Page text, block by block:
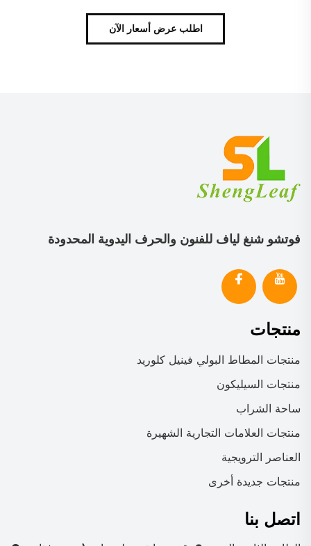
اطلب عرض أسعار الآن
فوتشو شنغ لياف للفنون والحرف اليدوية المحدودة
منتجات
منتجات المطاط البولي فينيل كلوريد
منتجات السيليكون
ساحة الشراب
منتجات العلامات التجارية الشهيرة
العناصر الترويجية
منتجات جديدة أخرى
اتصل بنا